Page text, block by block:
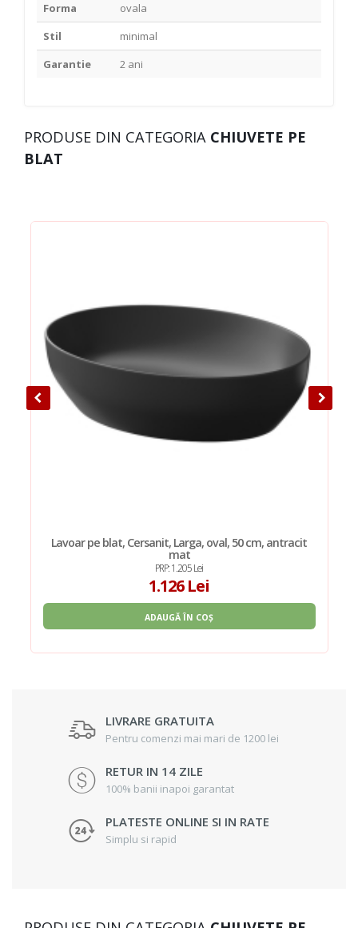
Forma
ovala
Stil
minimal
Garantie
2 ani
PRODUSE DIN CATEGORIA CHIUVETE PE
BLAT
Lavoar pe blat, Cersanit, Larga, oval, 50 cm, antracit
mat
PRP: 1.205 Lei
1.126 Lei
ADAUGĂ ÎN COȘ
LIVRARE GRATUITA
Pentru comenzi mai mari de 1200 lei
RETUR IN 14 ZILE
100% banii inapoi garantat
PLATESTE ONLINE SI IN RATE
Simplu si rapid